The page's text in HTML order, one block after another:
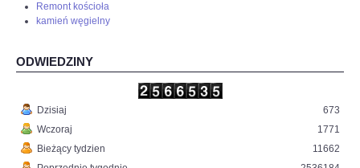
Remont kościoła
kamień węgielny
ODWIEDZINY
Dzisiaj
Wczoraj
Bieżący tydzien
673
1771
11662